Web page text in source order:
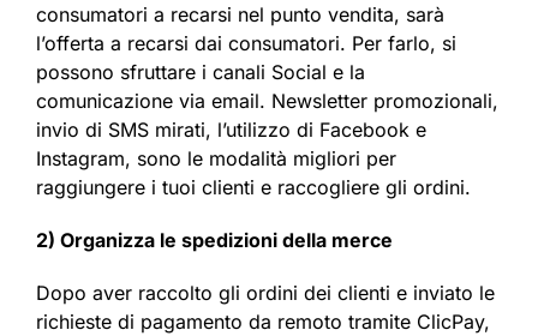
consumatori a recarsi nel punto vendita, sarà
l’offerta a recarsi dai consumatori. Per farlo, si
possono sfruttare i canali Social e la
comunicazione via email. Newsletter promozionali,
invio di SMS mirati, l’utilizzo di Facebook e
Instagram, sono le modalità migliori per
raggiungere i tuoi clienti e raccogliere gli ordini.
2) Organizza le spedizioni della merce
Dopo aver raccolto gli ordini dei clienti e inviato le
richieste di pagamento da remoto tramite ClicPay,